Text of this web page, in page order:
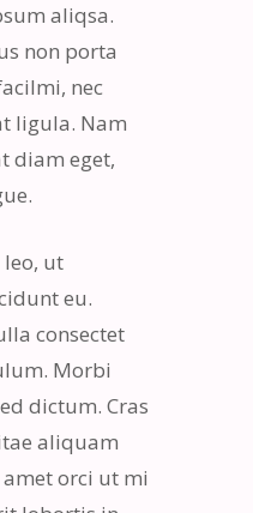
aliqsa.
non porta
nec
ligula. Nam
diam eget,
ut
eu.
consectet
Morbi
dictum. Cras
aliquam
orci ut mi